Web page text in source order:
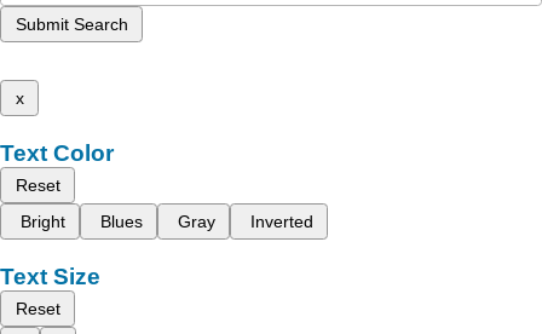
Submit Search
x
Text Color
Reset
Bright
Blues Gray Inverted
Text Size
Reset